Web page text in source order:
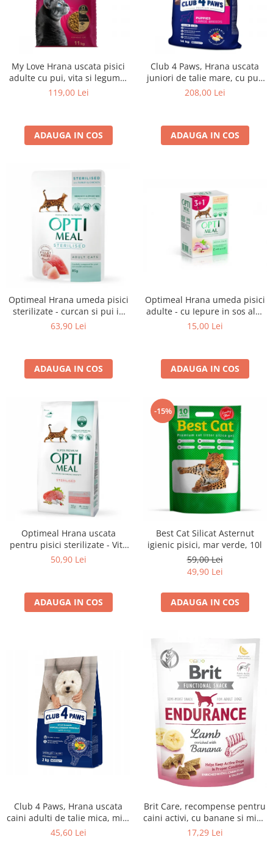
My Love Hrana uscata pisici
adulte cu pui, vita si legume,
11kg
119,00 Lei
ADAUGA IN COS
Club 4 Paws, Hrana uscata
juniori de talie mare, cu pui,
14kg
208,00 Lei
ADAUGA IN COS
Optimeal Hrana umeda pisici
sterilizate - curcan si pui in
sos, set 12*0,085kg
63,90 Lei
ADAUGA IN COS
Optimeal Hrana umeda pisici
adulte - cu Iepure in sos alb,
set 3+1, 4*0,085kg
15,00 Lei
ADAUGA IN COS
Optimeal Hrana uscata
pentru pisici sterilizate - Vita
si Sorg, 1,5kg
50,90 Lei
ADAUGA IN COS
-15%
Best Cat Silicat Asternut
igienic pisici, mar verde, 10l
59,00 Lei
49,90 Lei
ADAUGA IN COS
Club 4 Paws, Hrana uscata
caini adulti de talie mica, miel
si orez, 2kg
45,60 Lei
Brit Care, recompense pentru
caini activi, cu banane si miel,
0.15kg
17,29 Lei